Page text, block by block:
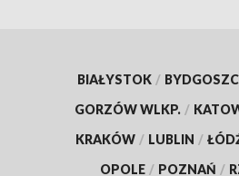
BIAŁYSTOK /
GORZÓW WLKP. /
KRAKÓW / LUBLIN /
OPOLE / POZNAŃ /